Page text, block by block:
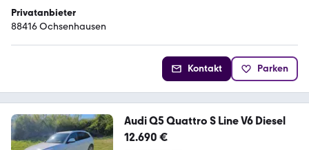
Privatanbieter
88416 Ochsenhausen
Kontakt Parken
Audi Q5 Quattro S Line V6 Diesel
12.690 €